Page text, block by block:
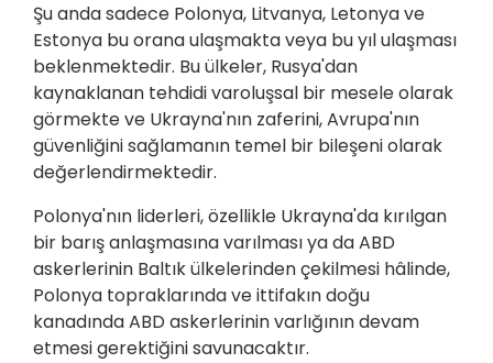
Şu anda sadece Polonya, Litvanya, Letonya ve
Estonya bu orana ulaşmakta veya bu yıl ulaşması
beklenmektedir. Bu ülkeler, Rusya'dan
kaynaklanan tehdidi varoluşsal bir mesele olarak
görmekte ve Ukrayna'nın zaferini, Avrupa'nın
güvenliğini sağlamanın temel bir bileşeni olarak
değerlendirmektedir.
Polonya'nın liderleri, özellikle Ukrayna'da kırılgan
bir barış anlaşmasına varılması ya da ABD
askerlerinin Baltık ülkelerinden çekilmesi hâlinde,
Polonya topraklarında ve ittifakın doğu
kanadında ABD askerlerinin varlığının devam
etmesi gerektiğini savunacaktır.